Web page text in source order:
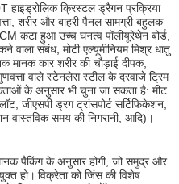
क्रिस्टल ड्रैगन प्रक्रिया
शरीर और बाहरी पैनल सामग्री बहुलक
कटा हुआ उच्च घनत्व पॉलीयूरेथेन बोर्ड,
वाला संबंध, मोटी एल्यूमीनियम मिश्र धातु
मानक कार शरीर की चौड़ाई दीपक,
वाले स्टेनलेस स्टील के दरवाजे ट्रिम
के अनुसार भी चुना जा सकता है: मीट
जीएसपी ड्रग ट्रांसपोर्ट सर्टिफिकेशन,
वास्तविक समय की निगरानी, ​​आदि)।
पैकिंग के अनुसार होगी, जो समुद्र और
हो। विक्रेता को जिंस की विशेष